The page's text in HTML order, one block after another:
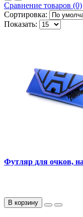
Сравнение товаров (0)
Сортировка:
Показать:
Футляр для очков,
В корзину